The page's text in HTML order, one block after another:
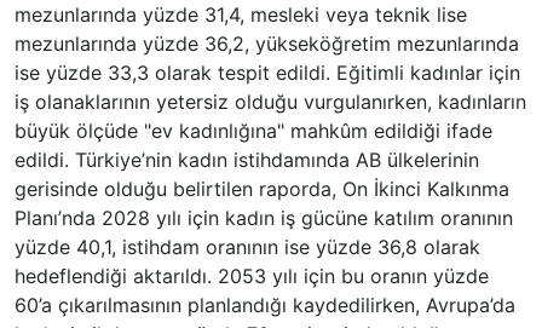
mezunlarında yüzde 31,4, mesleki veya teknik lise
mezunlarında yüzde 36,2, yükseköğretim mezunlarında
ise yüzde 33,3 olarak tespit edildi. Eğitimli kadınlar için
iş olanaklarının yetersiz olduğu vurgulanırken, kadınların
büyük ölçüde "ev kadınlığına" mahkûm edildiği ifade
edildi. Türkiye’nin kadın istihdamında AB ülkelerinin
gerisinde olduğu belirtilen raporda, On İkinci Kalkınma
Planı’nda 2028 yılı için kadın iş gücüne katılım oranının
yüzde 40,1, istihdam oranının ise yüzde 36,8 olarak
hedeflendiği aktarıldı. 2053 yılı için bu oranın yüzde
60’a çıkarılmasının planlandığı kaydedilirken, Avrupa’da